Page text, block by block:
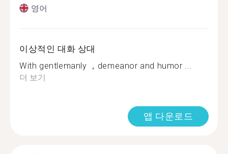
영어
이상적인 대화 상대
With gentlemanly ，demeanor and humor ...
더 보기
앱 다운로드